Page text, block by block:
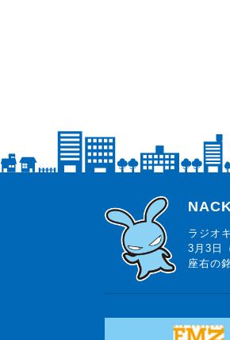
らじっと君
ラジオ
3月3日
座右の